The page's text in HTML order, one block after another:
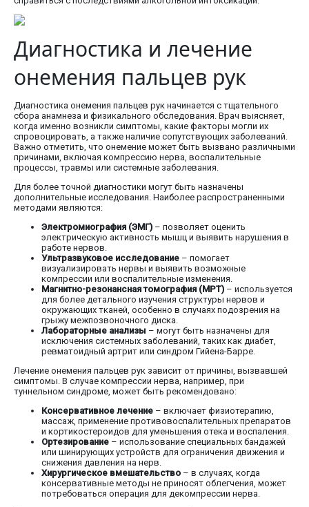
Диагностика и лечение
онемения пальцев рук
Диагностика онемения пальцев рук начинается с тщательного
сбора анамнеза и физикального обследования. Врач выясняет,
когда именно возникли симптомы, какие факторы могли их
спровоцировать, а также наличие сопутствующих заболеваний.
Важно отметить, что онемение может быть вызвано различными
причинами, включая компрессию нерва, воспалительные
процессы, травмы или системные заболевания.
Для более точной диагностики могут быть назначены
дополнительные исследования. Наиболее распространенными
методами являются:
Электромиография (ЭМГ) – позволяет оценить
электрическую активность мышц и выявить нарушения в
работе нервов.
Ультразвуковое исследование – помогает
визуализировать нервы и выявить возможные
компрессии или воспалительные изменения.
Магнитно-резонансная томография (МРТ) – используется
для более детального изучения структуры нервов и
окружающих тканей, особенно в случаях подозрения на
грыжу межпозвоночного диска.
Лабораторные анализы – могут быть назначены для
исключения системных заболеваний, таких как диабет,
ревматоидный артрит или синдром Гийена-Барре.
Лечение онемения пальцев рук зависит от причины, вызвавшей
симптомы. В случае компрессии нерва, например, при
туннельном синдроме, может быть рекомендовано:
Консервативное лечение – включает физиотерапию,
массаж, применение противовоспалительных препаратов
и кортикостероидов для уменьшения отека и воспаления.
Ортезирование – использование специальных бандажей
или шинирующих устройств для ограничения движения и
снижения давления на нерв.
Хирургическое вмешательство – в случаях, когда
консервативные методы не приносят облегчения, может
потребоваться операция для декомпрессии нерва.